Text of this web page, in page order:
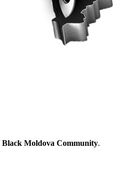
Black Moldova Community.